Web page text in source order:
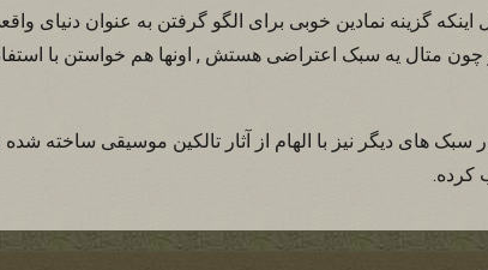
گزینه نمادین خوبی برای الگو گرفتن به عنوان دنیای
متال یه سبک اعتراضی هستش , اونها هم خواستن با استفاده
سبک های دیگر نیز با الهام از آثار تالکین موسیقی ساخته
کرده.